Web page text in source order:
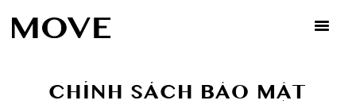
CHÍNH SÁCH BẢO MẬT